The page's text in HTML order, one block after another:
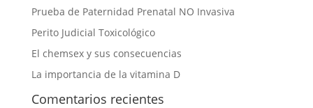
Prueba de Paternidad Prenatal NO Invasiva
Perito Judicial Toxicológico
El chemsex y sus consecuencias
La importancia de la vitamina D
Comentarios recientes